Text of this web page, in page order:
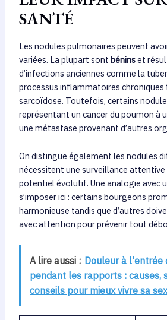
SANTÉ
Les nodules pulmonaires peuvent
variées. La plupart sont béninset
d’infections anciennes comme la
processus inflammatoires chroniques
sarcoïdose. Toutefois, certains
représentant un cancer du poumon à
une métastase provenant d’autres
On distingue également les nodules
nécessitent une surveillance attentive
potentiel évolutif. Une analogie avec
s’imposer ici : certains bourgeons
harmonieuse tandis que d’autres
avec attention pour prévenir tout
A lire aussi : Douleur à l'entrée
pendant les rapports : causes,
conseils pour mieux vivre sa